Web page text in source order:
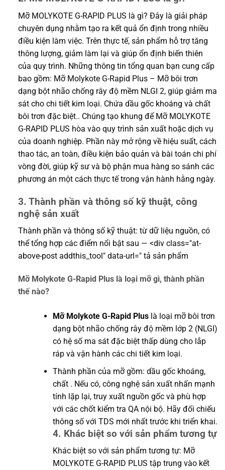
Mỡ MOLYKOTE G-RAPID PLUS là gì? Đây là giải pháp
chuyên dụng nhằm tạo ra kết quả ổn định trong nhiều
điều kiện làm việc. Trên thực tế, sản phẩm hỗ trợ tăng
thông lượng, giảm làm lại và giúp ổn định biến thiên
của quy trình. Những thông tin tổng quan bạn cung cấp
bao gồm: Mỡ Molykote G-Rapid Plus – Mỡ bôi trơn
dạng bột nhão chống rây độ mềm NLGI 2, giúp giảm ma
sát cho chi tiết kim loại. Chứa dầu gốc khoáng và chất
bôi trơn đặc biệt.. Chúng tạo khung để Mỡ MOLYKOTE
G-RAPID PLUS hòa vào quy trình sản xuất hoặc dịch vụ
của doanh nghiệp. Phần này mở rộng về hiệu suất, cách
thao tác, an toàn, điều kiện bảo quản và bài toán chi phí
vòng đời, giúp kỹ sư và bộ phận mua hàng so sánh các
phương án một cách thực tế trong vận hành hằng ngày.
3. Thành phần và thông số kỹ thuật, công
nghệ sản xuất
Thành phần và thông số kỹ thuật: từ dữ liệu nguồn, có
thể tổng hợp các điểm nổi bật sau — <div class="at-
above-post addthis_tool" data-url=" tả sản phẩm
Mỡ Molykote G-Rapid Plus là loại mỡ gì, thành phần
thế nào?
Mỡ Molykote G-Rapid Pluslà loại mỡ bôi trơn
dạng bột nhão chống rây độ mềm lớp 2 (NLGI)
có hệ số ma sát đặc biệt thấp dùng cho lắp
ráp và vận hành các chi tiết kim loại.
Thành phần của mỡ gồm: dầu gốc khoáng,
chất . Nếu có, công nghệ sản xuất nhấn mạnh
tính lặp lại, truy xuất nguồn gốc và phù hợp
với các chốt kiểm tra QA nội bộ. Hãy đối chiếu
thông số với TDS mới nhất trước khi triển khai.
4. Khác biệt so với sản phẩm tương tự
Khác biệt so với sản phẩm tương tự: Mỡ
MOLYKOTE G-RAPID PLUS tập trung vào kết